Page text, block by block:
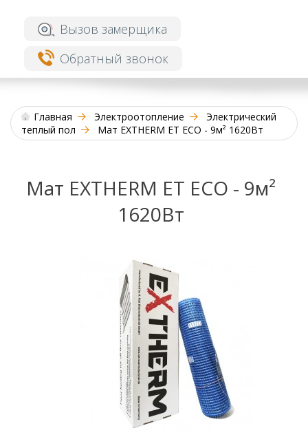
Вызов замерщика
Обратный звонок
Главная Электроотопление
Электрический
теплый пол
Мат EXTHERM ET ECO - 9м² 1620Вт
Мат EXTHERM ET ECO - 9м²
1620Вт